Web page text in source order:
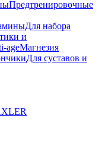
Предтренировочные
Для набора
и
ageМагнезия
Для суставов и